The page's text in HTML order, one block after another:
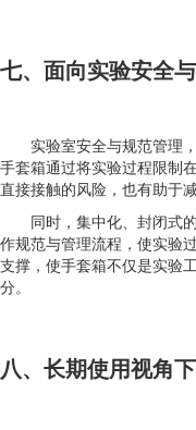
七、面向实验安全
实验室安全与规范管理
手套箱通过将实验过程限制
直接接触的风险，也有助于
同时，集中化、封闭式
作规范与管理流程，使实验
支撑，使手套箱不仅是实验
分。
八、长期使用视角